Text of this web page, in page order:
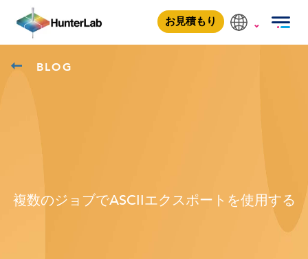
お見積もり
BLOG
複数のジョブでASCIIエクスポートを使用する